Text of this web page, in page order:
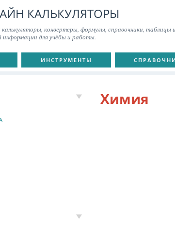
КАЛЬКУЛЯТОРЫ
конвертеры, формулы, справочники, таблицы
информации для учёбы и работы.
ИНСТРУМЕНТЫ
Химия